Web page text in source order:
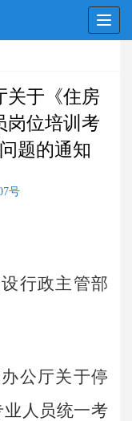
关于《住房
岗位培训考
题的通知
号
行政主管部
公厅关于停
人员统一考